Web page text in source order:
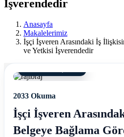
Mali
Müşavir
Ferdi
Asım
İşverendedir
Anasayfa
Makalelerimiz
İşçi İşveren Arasındaki İş
ve Yetkisi İşverendedir
2033 Okuma
İşçi İşveren
Belgeye Bağlama